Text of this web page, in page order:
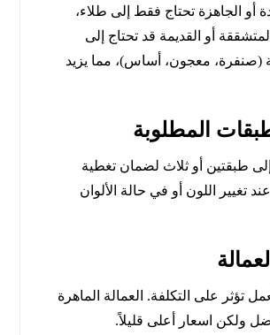
أو الجاهزة تحتاج فقط إلى طلاء،
أو القديمة قد تحتاج إلى
(صنفرة، معجون، أساس)، مما يزيد
إلى طبقتين أو ثلاث لضمان تغطية
تغيير اللون أو في حالة الألوان
تؤثر على التكلفة. العمالة الماهرة
ولكن اسعار أعلى قليلاً.